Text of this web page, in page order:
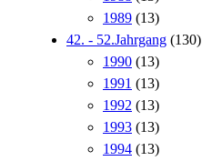
1989 (13)
42. - 52.Jahrgang (130)
1990 (13)
1991 (13)
1992 (13)
1993 (13)
1994 (13)